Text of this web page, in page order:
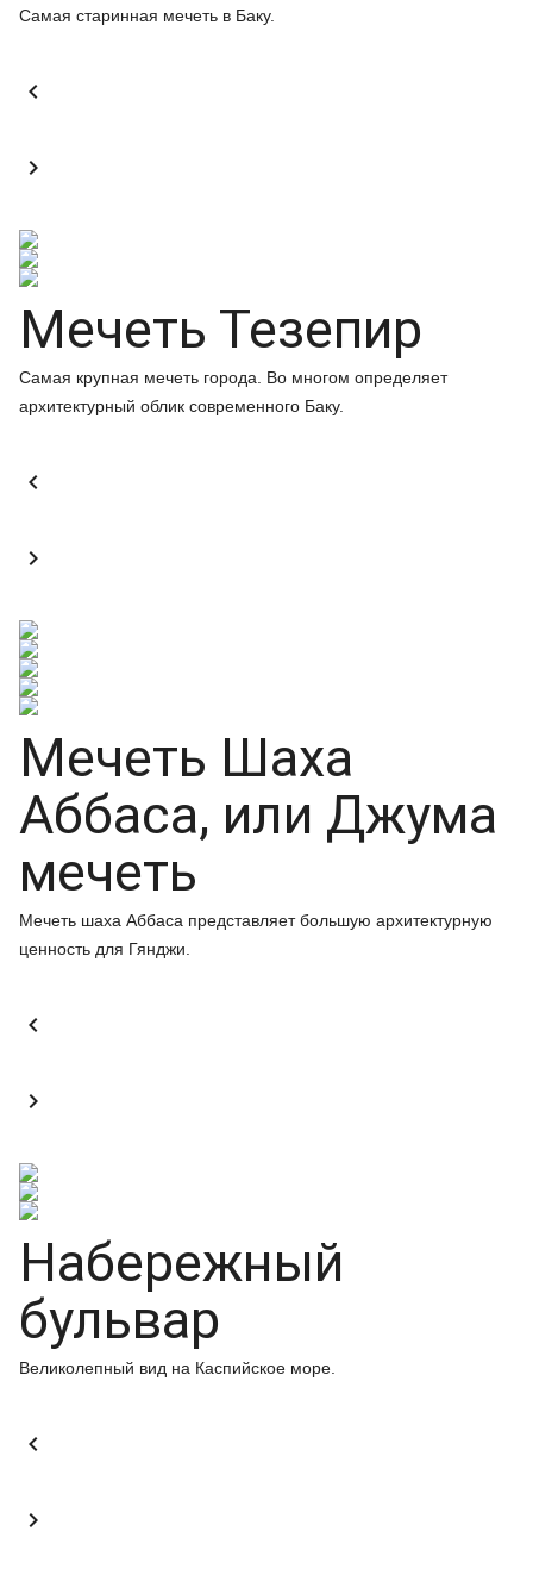
Самая старинная мечеть в Баку.


Мечеть Тезепир
Самая крупная мечеть города. Во многом определяет
архитектурный облик современного Баку.


Мечеть Шаха
Аббаса, или Джума
мечеть
Мечеть шаха Аббаса представляет большую архитектурную
ценность для Гянджи.


Набережный
бульвар
Великолепный вид на Каспийское море.

